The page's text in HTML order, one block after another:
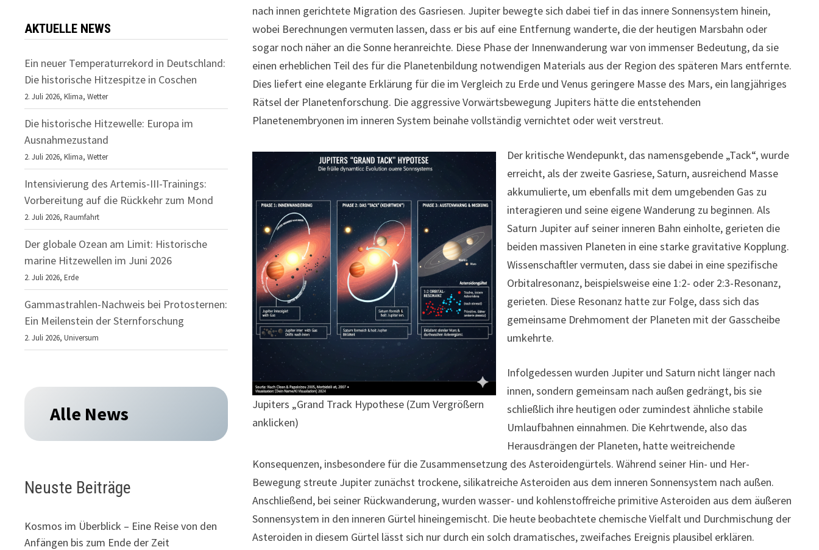
nach innen gerichtete Migration des Gasriesen. Jupiter bewegte sich dabei tief in das innere Sonnensystem hinein,
wobei Berechnungen vermuten lassen, dass er bis auf eine Entfernung wanderte, die der heutigen Marsbahn oder
sogar noch näher an die Sonne heranreichte. Diese Phase der Innenwanderung war von immenser Bedeutung, da sie
einen erheblichen Teil des für die Planetenbildung notwendigen Materials aus der Region des späteren Mars entfernte.
Dies liefert eine elegante Erklärung für die im Vergleich zu Erde und Venus geringere Masse des Mars, ein langjähriges
Rätsel der Planetenforschung. Die aggressive Vorwärtsbewegung Jupiters hätte die entstehenden
Planetenembryonen im inneren System beinahe vollständig vernichtet oder weit verstreut.
Jupiters „Grand Track Hypothese (Zum Vergrößern
anklicken)
Der kritische Wendepunkt, das namensgebende „Tack“, wurde
erreicht, als der zweite Gasriese, Saturn, ausreichend Masse
akkumulierte, um ebenfalls mit dem umgebenden Gas zu
interagieren und seine eigene Wanderung zu beginnen. Als
Saturn Jupiter auf seiner inneren Bahn einholte, gerieten die
beiden massiven Planeten in eine starke gravitative Kopplung.
Wissenschaftler vermuten, dass sie dabei in eine spezifische
Orbitalresonanz, beispielsweise eine 1:2- oder 2:3-Resonanz,
gerieten. Diese Resonanz hatte zur Folge, dass sich das
gemeinsame Drehmoment der Planeten mit der Gasscheibe
umkehrte.
Infolgedessen wurden Jupiter und Saturn nicht länger nach
innen, sondern gemeinsam nach außen gedrängt, bis sie
schließlich ihre heutigen oder zumindest ähnliche stabile
Umlaufbahnen einnahmen. Die Kehrtwende, also das
Herausdrängen der Planeten, hatte weitreichende
Konsequenzen, insbesondere für die Zusammensetzung des Asteroidengürtels. Während seiner Hin- und Her-
Bewegung streute Jupiter zunächst trockene, silikatreiche Asteroiden aus dem inneren Sonnensystem nach außen.
Anschließend, bei seiner Rückwanderung, wurden wasser- und kohlenstoffreiche primitive Asteroiden aus dem äußeren
Sonnensystem in den inneren Gürtel hineingemischt. Die heute beobachtete chemische Vielfalt und Durchmischung der
Asteroiden in diesem Gürtel lässt sich nur durch ein solch dramatisches, zweifaches Ereignis plausibel erklären.
AKTUELLE NEWS
Ein neuer Temperaturrekord in Deutschland:
Die historische Hitzespitze in Coschen
2. Juli 2026,Klima,Wetter
Die historische Hitzewelle: Europa im
Ausnahmezustand
2. Juli 2026,Klima,Wetter
Intensivierung des Artemis-III-Trainings:
Vorbereitung auf die Rückkehr zum Mond
2. Juli 2026,Raumfahrt
Der globale Ozean am Limit: Historische
marine Hitzewellen im Juni 2026
2. Juli 2026,Erde
Gammastrahlen-Nachweis bei Protosternen:
Ein Meilenstein der Sternforschung
2. Juli 2026,Universum
Alle News
Neuste Beiträge
Kosmos im Überblick – Eine Reise von den
Anfängen bis zum Ende der Zeit